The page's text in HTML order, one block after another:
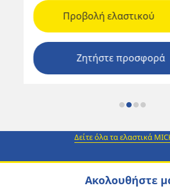
Προβολή ελαστικού
Ζητήστε προσφορά
Δείτε όλα τα ελαστικά
Ακολουθήστε